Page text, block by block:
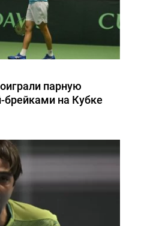
парную
брейками на Кубке